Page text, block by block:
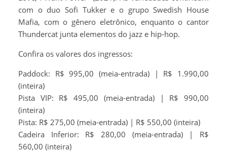
com o duo Sofi Tukker e o grupo Swedish House
Mafia, com o gênero eletrônico, enquanto o cantor
Thundercat junta elementos do jazz e hip-hop.
Confira os valores dos ingressos:
Paddock: R$ 995,00 (meia-entrada) | R$ 1.990,00
(inteira)
Pista VIP: R$ 495,00 (meia-entrada) | R$ 990,00
(inteira)
Pista: R$ 275,00 (meia-entrada) | R$ 550,00 (inteira)
Cadeira Inferior: R$ 280,00 (meia-entrada) | R$
560,00 (inteira)